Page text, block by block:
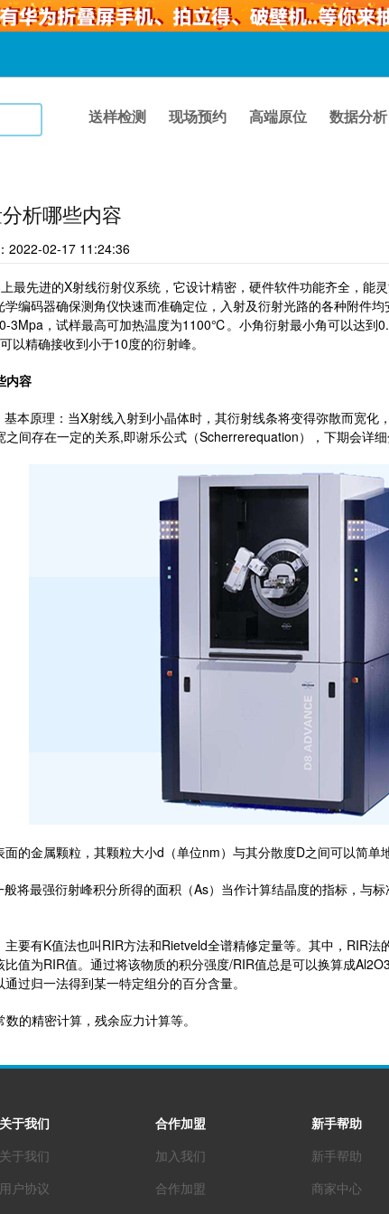
送样检测 现场预约 高端原位 数据分析
析哪些内容
2022-02-17 11:24:36
先进的X射线衍射仪系统，它设计精密，硬件软件功能齐全，能
编码器确保测角仪快速而准确定位，入射及衍射光路的各种附件
3Mpa，试样最高可加热温度为1100℃。小角衍射最小角可以达到
以精确接收到小于10度的衍射峰。
内容
原理：当X射线入射到小晶体时，其衍射线条将变得弥散而宽化
间存在一定的关系,即谢乐公式（Scherrerequation），下期会详细
金属颗粒，其颗粒大小d（单位nm）与其分散度D之间可以简单
最强衍射峰积分所得的面积（As）当作计算结晶度的指标，与
有K值法也叫RIR方法和Rietveld全谱精修定量等。其中，RIR法
值为RIR值。通过将该物质的积分强度/RIR值总是可以换算成
过归一法得到某一特定组分的百分含量。
的精密计算，残余应力计算等。
关于我们
关于我们
用户协议
合作加盟
加入我们
合作加盟
新手帮助
新手帮助
商家中心